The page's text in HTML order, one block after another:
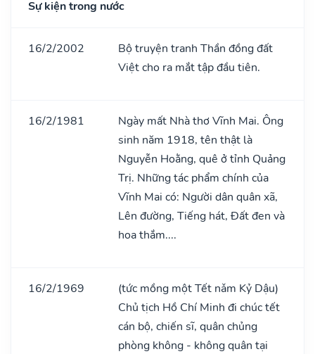
Sự kiện trong nước
16/2/2002
Bộ truyện tranh Thần đồng đất
Việt cho ra mắt tập đầu tiên.
16/2/1981
Ngày mất Nhà thơ Vĩnh Mai. Ông
sinh năm 1918, tên thật là
Nguyễn Hoằng, quê ở tỉnh Quảng
Trị. Những tác phẩm chính của
Vĩnh Mai có: Người dân quân xã,
Lên đường, Tiếng hát, Đất đen và
hoa thắm....
16/2/1969
(tức mồng một Tết nǎm Kỷ Dậu)
Chủ tịch Hồ Chí Minh đi chúc tết
cán bộ, chiến sĩ, quân chủng
phòng không - không quân tại